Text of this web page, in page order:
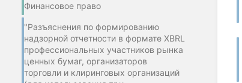
Финансовое право
"Разъяснения по формированию
надзорной отчетности в формате XBRL
профессиональных участников рынка
ценных бумаг, организаторов
торговли и клиринговых организаций